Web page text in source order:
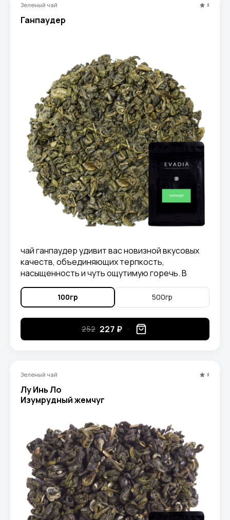
Зеленый чай 5
Ганпаудер
чай ганпаудер удивит вас новизной вкусовых
качеств, объединяющих терпкость,
насыщенность и чуть ощутимую горечь. В
аромате вы уловите легкие нотки дымка и
сухофруктов.
100гр 500гр
252 227 ₽
Зеленый чай 5
Лу Инь Ло
Изумрудный жемчуг